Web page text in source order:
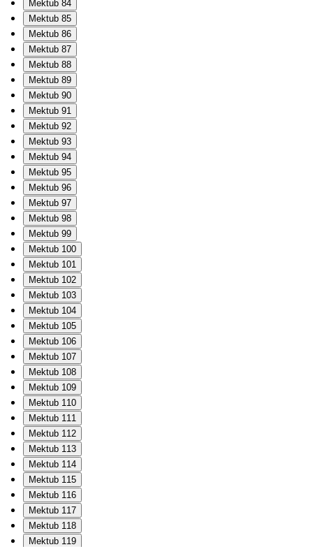
Mektub 84
Mektub 85
Mektub 86
Mektub 87
Mektub 88
Mektub 89
Mektub 90
Mektub 91
Mektub 92
Mektub 93
Mektub 94
Mektub 95
Mektub 96
Mektub 97
Mektub 98
Mektub 99
Mektub 100
Mektub 101
Mektub 102
Mektub 103
Mektub 104
Mektub 105
Mektub 106
Mektub 107
Mektub 108
Mektub 109
Mektub 110
Mektub 111
Mektub 112
Mektub 113
Mektub 114
Mektub 115
Mektub 116
Mektub 117
Mektub 118
Mektub 119